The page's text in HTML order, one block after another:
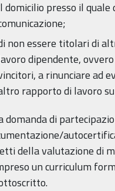
domicilio presso il quale
non essere titolari di
dipendente,
a rinunciare ad
rapporto di lavoro
domanda di
della valutazione di
un curriculum